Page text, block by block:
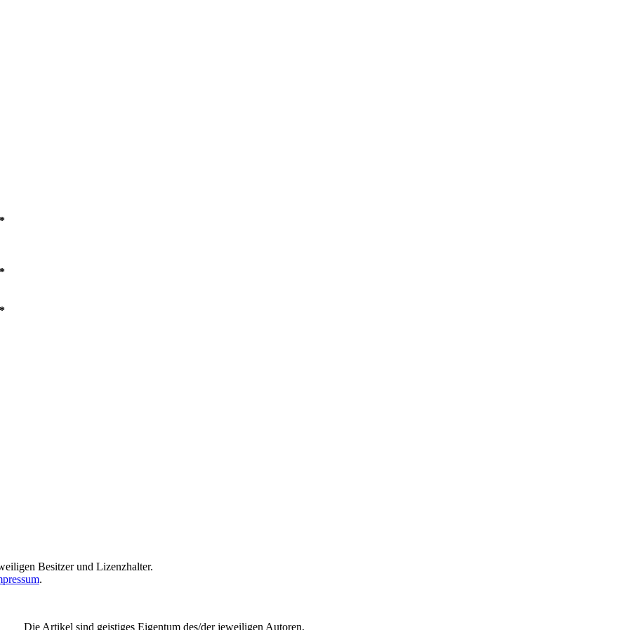
*
*
*
Besitzer und Lizenzhalter.
.
Die Artikel sind geistiges Eigentum des/der jeweiligen Autoren,